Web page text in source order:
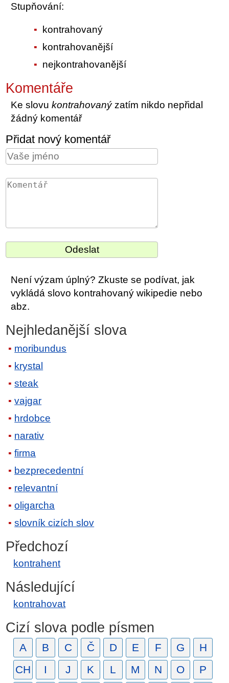
Stupňování:
kontrahovaný
kontrahovanější
nejkontrahovanější
Komentáře
Ke slovukontrahovanýzatím nikdo nepřidal
žádný komentář
Přidat nový komentář
Není výzam úplný? Zkuste se podívat, jak
vykládá slovo kontrahovaný wikipedie nebo
abz.
Nejhledanější slova
moribundus
krystal
steak
vajgar
hrdobce
narativ
firma
bezprecedentní
relevantní
oligarcha
slovník cizích slov
Předchozí
kontrahent
Následující
kontrahovat
Cizí slova podle písmen
A B C Č D E F G
H
CH
I J K L M N O P